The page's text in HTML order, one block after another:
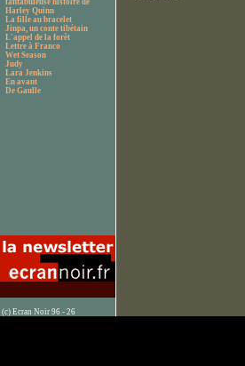
fantabuleuse histoire de
Harley Quinn
La fille au bracelet
Jinpa, un conte tibétain
L'appel de la forêt
Lettre à Franco
Wet Season
Judy
Lara Jenkins
En avant
De Gaulle
(c) Ecran Noir 96 - 26